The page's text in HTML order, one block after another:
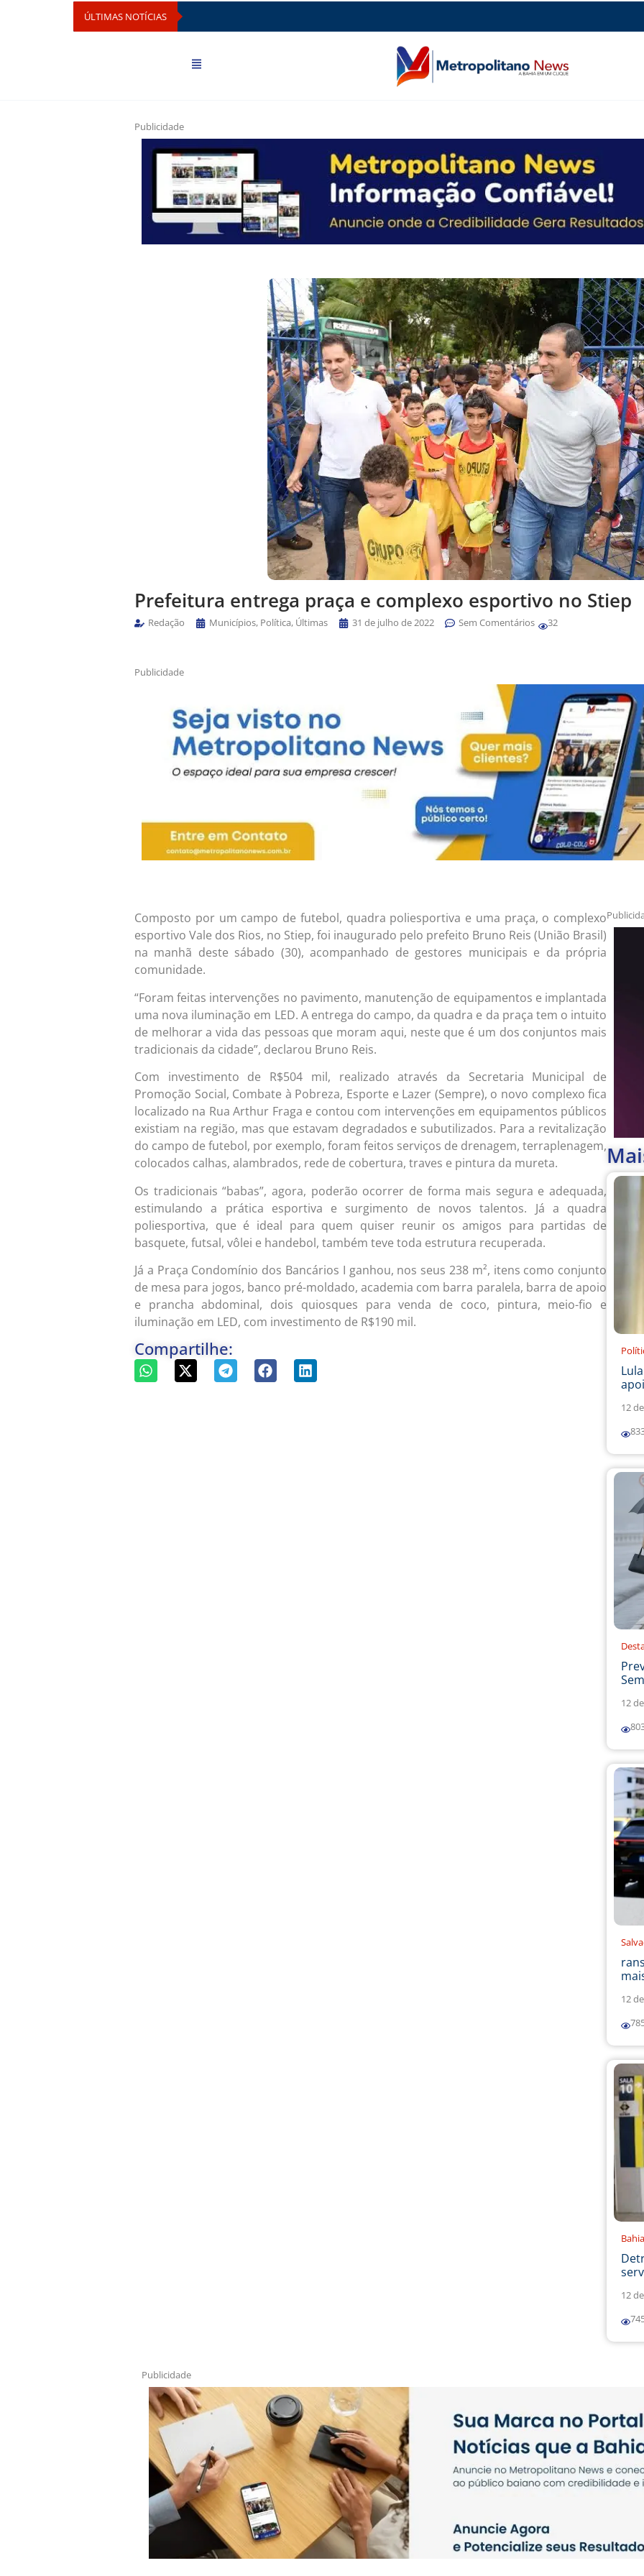
ÚLTIMAS NOTÍCIAS
Publicidade
Prefeitura entrega praça e complexo esportivo no Stiep
Redação Municípios, Política, Últimas 31 de julho de 2022 Sem Comentários 32
Publicidade
Composto por um campo de futebol, quadra poliesportiva e uma praça, o complexo
esportivo Vale dos Rios, no Stiep, foi inaugurado pelo prefeito Bruno Reis (União Brasil)
na manhã deste sábado (30), acompanhado de gestores municipais e da própria
comunidade.
“Foram feitas intervenções no pavimento, manutenção de equipamentos e implantada
uma nova iluminação em LED. A entrega do campo, da quadra e da praça tem o intuito
de melhorar a vida das pessoas que moram aqui, neste que é um dos conjuntos mais
tradicionais da cidade”, declarou Bruno Reis.
Com investimento de R$504 mil, realizado através da Secretaria Municipal de
Promoção Social, Combate à Pobreza, Esporte e Lazer (Sempre), o novo complexo fica
localizado na Rua Arthur Fraga e contou com intervenções em equipamentos públicos
existiam na região, mas que estavam degradados e subutilizados. Para a revitalização
do campo de futebol, por exemplo, foram feitos serviços de drenagem, terraplenagem,
colocados calhas, alambrados, rede de cobertura, traves e pintura da mureta.
Os tradicionais “babas”, agora, poderão ocorrer de forma mais segura e adequada,
estimulando a prática esportiva e surgimento de novos talentos. Já a quadra
poliesportiva, que é ideal para quem quiser reunir os amigos para partidas de
basquete, futsal, vôlei e handebol, também teve toda estrutura recuperada.
Já a Praça Condomínio dos Bancários I ganhou, nos seus 238 m², itens como conjunto
de mesa para jogos, banco pré-moldado, academia com barra paralela, barra de apoio
e prancha abdominal, dois quiosques para venda de coco, pintura, meio-fio e
iluminação em LED, com investimento de R$190 mil.
Compartilhe:
12
12
12
12
Publicidade